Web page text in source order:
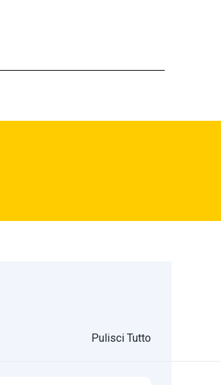
Pulisci Tutto